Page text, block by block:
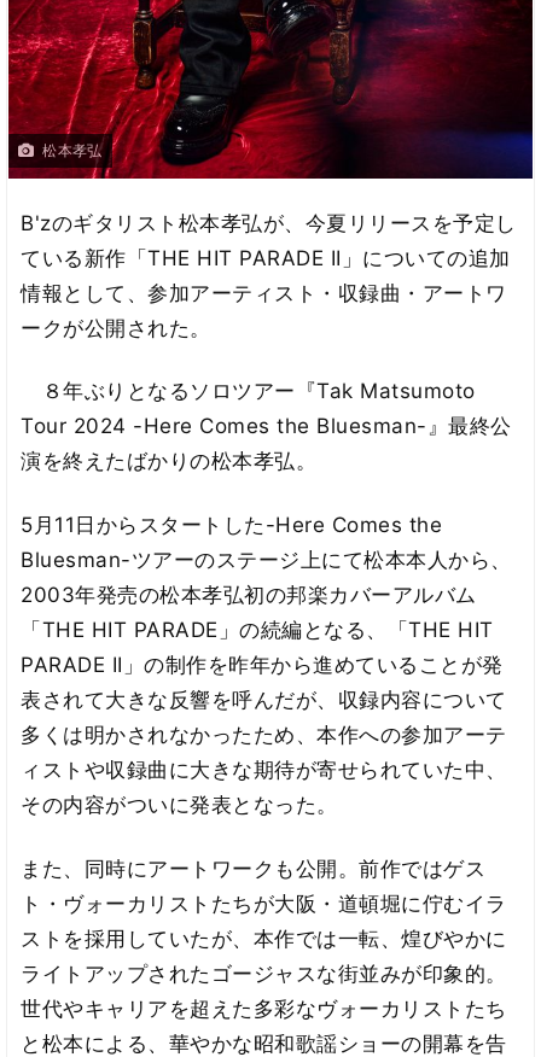
松本孝弘
B'zのギタリスト松本孝弘が、今夏リリースを予定し
ている新作「THE HIT PARADE II」についての追加
情報として、参加アーティスト・収録曲・アートワ
ークが公開された。
８年ぶりとなるソロツアー『Tak Matsumoto
Tour 2024 -Here Comes the Bluesman-』最終公
演を終えたばかりの松本孝弘。
5月11日からスタートした-Here Comes the
Bluesman-ツアーのステージ上にて松本本人から、
2003年発売の松本孝弘初の邦楽カバーアルバム
「THE HIT PARADE」の続編となる、「THE HIT
PARADE II」の制作を昨年から進めていることが発
表されて大きな反響を呼んだが、収録内容について
多くは明かされなかったため、本作への参加アーテ
ィストや収録曲に大きな期待が寄せられていた中、
その内容がついに発表となった。
また、同時にアートワークも公開。前作ではゲス
ト・ヴォーカリストたちが大阪・道頓堀に佇むイラ
ストを採用していたが、本作では一転、煌びやかに
ライトアップされたゴージャスな街並みが印象的。
世代やキャリアを超えた多彩なヴォーカリストたち
と松本による、華やかな昭和歌謡ショーの開幕を告